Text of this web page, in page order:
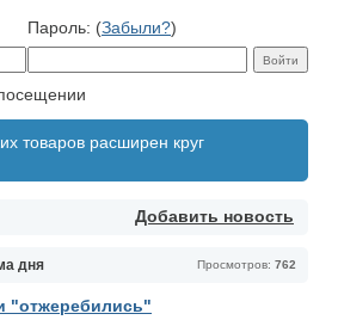
Пароль: (Забыли?)
товаров расширен круг
Добавить новость
Просмотров: 762
дня
"отжеребились"